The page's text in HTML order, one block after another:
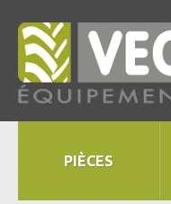
PIÈCES